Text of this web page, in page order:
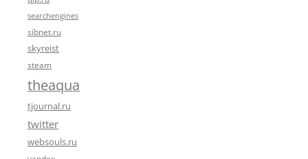
searchengines
sibnet.ru
skyreist
steam
theaqua
tjournal.ru
twitter
websouls.ru